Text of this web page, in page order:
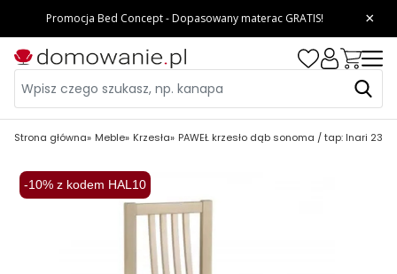
Strona główna Meble Krzesła PAWEŁ krzesło dąb sonoma / tap: Inari 23
-10% z kodem HAL10